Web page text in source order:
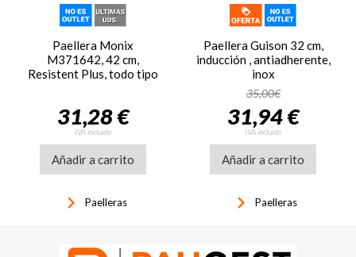
Paellera Monix
M371642, 42 cm,
Resistent Plus, todo tipo
31,28 €
IVA incluido
Añadir a carrito
keyboard_arrow_right Paelleras
Paellera Guison 32 cm,
inducción , antiadherente,
inox
35,00€
31,94 €
IVA incluido
Añadir a carrito
keyboard_arrow_right Paelleras